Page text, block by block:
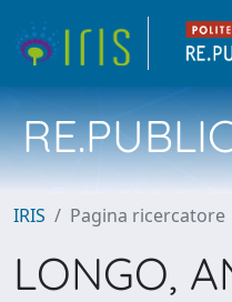
IRIS Pagina ricercatore
LONGO,